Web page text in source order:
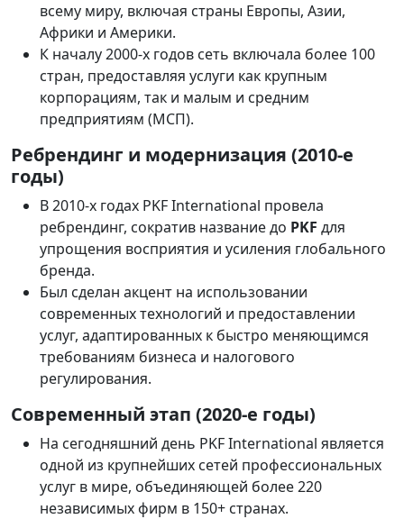
всему миру, включая страны Европы, Азии,
Африки и Америки.
К началу 2000-х годов сеть включала более 100
стран, предоставляя услуги как крупным
корпорациям, так и малым и средним
предприятиям (МСП).
Ребрендинг и модернизация (2010-е
годы)
В 2010-х годах PKF International провела
ребрендинг, сократив название до PKF для
упрощения восприятия и усиления глобального
бренда.
Был сделан акцент на использовании
современных технологий и предоставлении
услуг, адаптированных к быстро меняющимся
требованиям бизнеса и налогового
регулирования.
Современный этап (2020-е годы)
На сегодняшний день PKF International является
одной из крупнейших сетей профессиональных
услуг в мире, объединяющей более 220
независимых фирм в 150+ странах.